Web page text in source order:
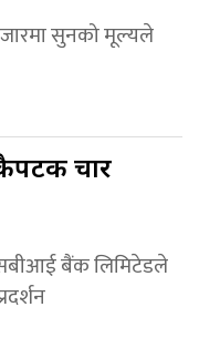
सुनको मूल्यले
चार
बैंक लिमिटेडले